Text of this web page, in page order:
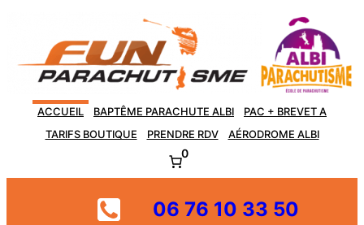
contenu
ACCUEIL BAPTÊME PARACHUTE ALBI
PAC + BREVET A
TARIFS BOUTIQUE
PRENDRE RDV AÉRODROME ALBI
0
06 76 10 33 50